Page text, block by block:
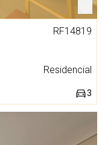
RF14819
Residencial
3